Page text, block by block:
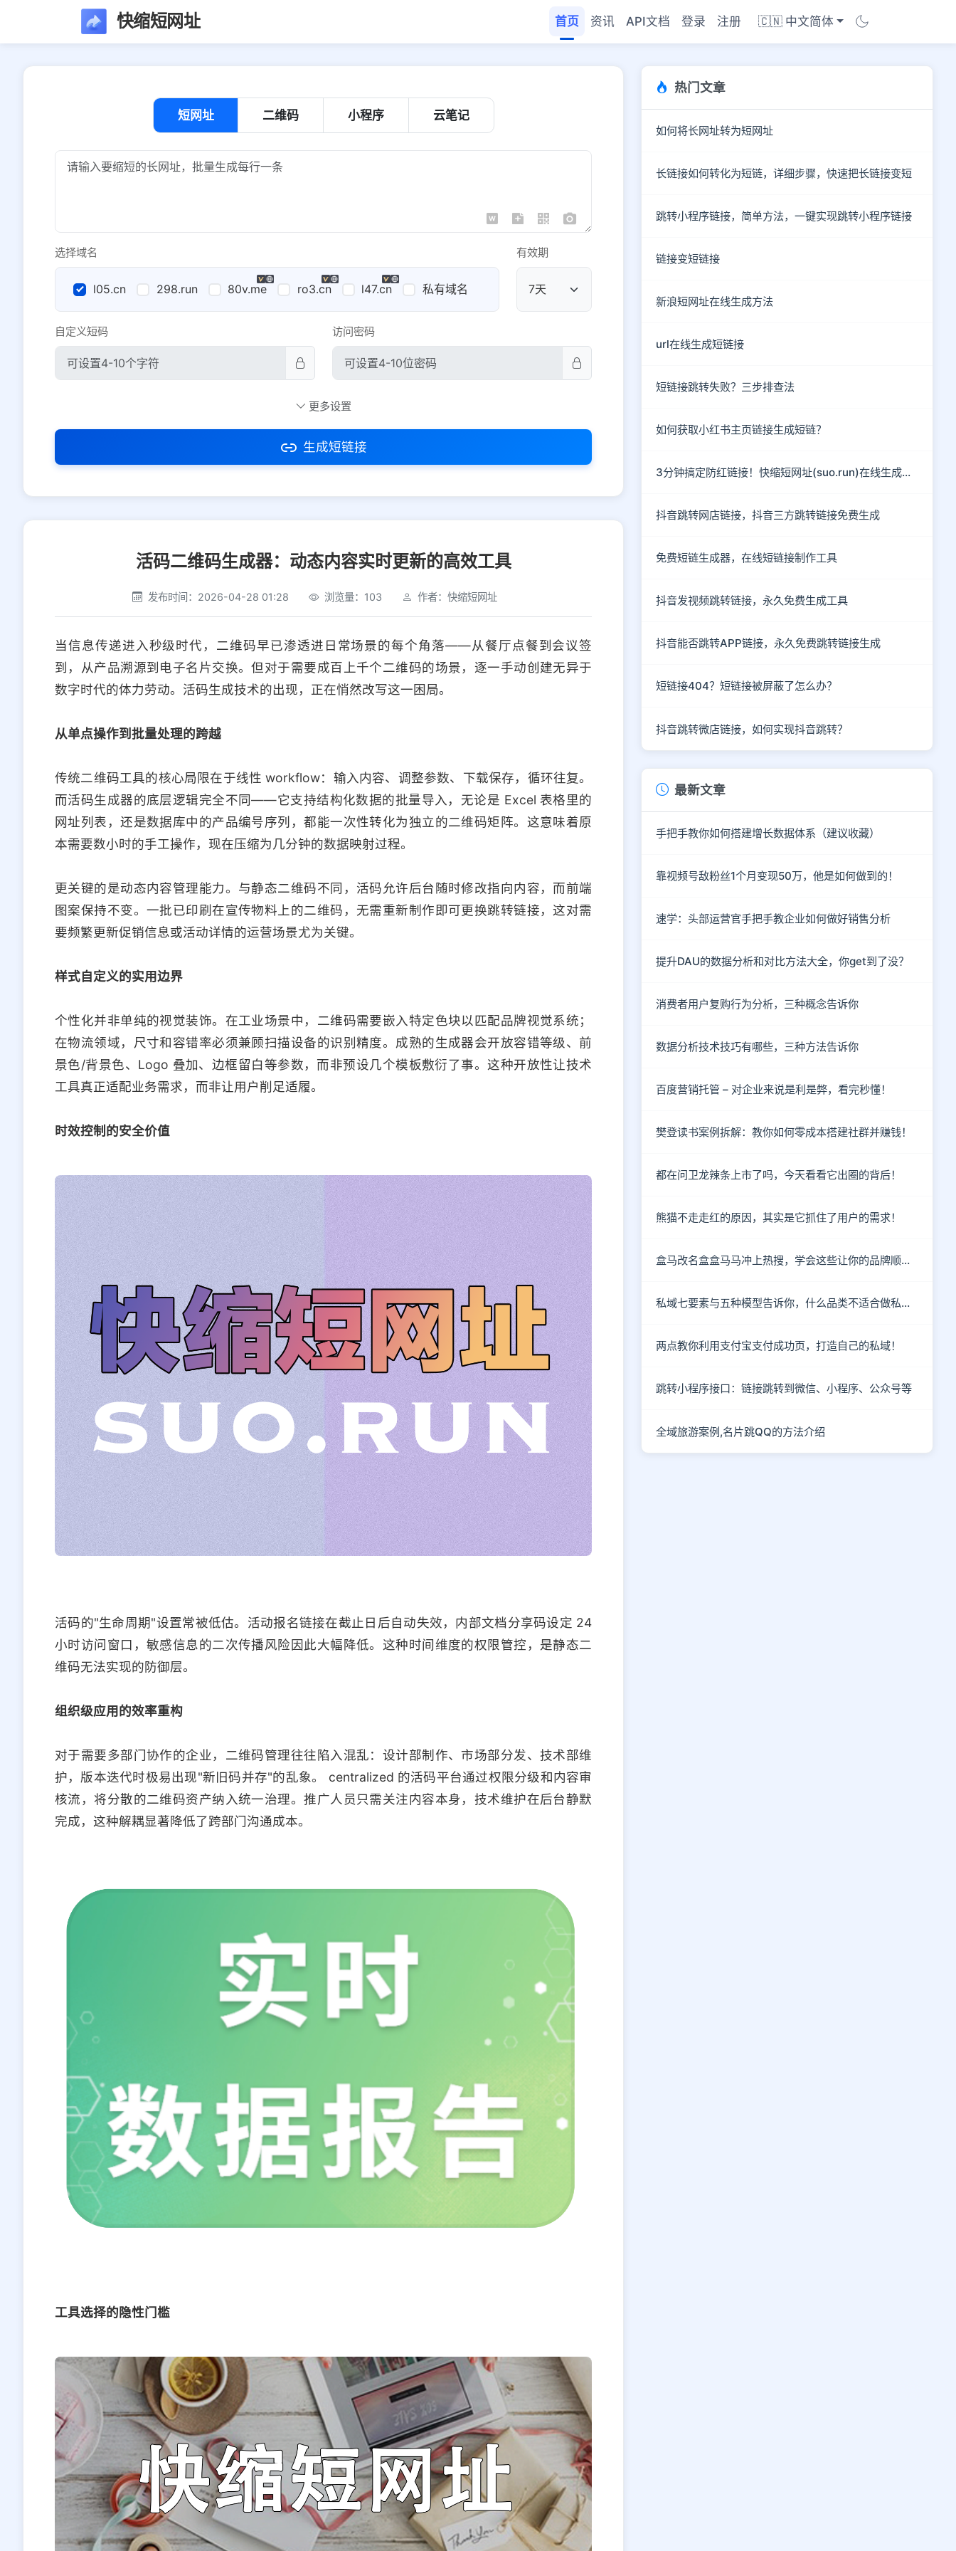
快缩短网址 首页 资讯 API文档 登录 注册 🇨🇳 中文简体
短网址 二维码 小程序 云笔记
选择域名
l05.cn 298.run 80v.me ro3.cn l47.cn 私有域名 公共域名
有效期
自定义短码 访问密码
社交平台 电商平台
选择防红平台类型，避免链接被拦截
平台设置
iOS Android PC 其他
更多设置
生成短链接
活码二维码生成器：动态内容实时更新的高效工具
发布时间：2026-04-28 01:28 浏览量：103 作者：快缩短网址
当信息传递进入秒级时代，二维码早已渗透进日常场景的每个角落——从餐厅点餐到会议签
到，从产品溯源到电子名片交换。但对于需要成百上千个二维码的场景，逐一手动创建无异于
数字时代的体力劳动。活码生成技术的出现，正在悄然改写这一困局。
从单点操作到批量处理的跨越
传统二维码工具的核心局限在于线性 workflow：输入内容、调整参数、下载保存，循环往复。
而活码生成器的底层逻辑完全不同——它支持结构化数据的批量导入，无论是 Excel 表格里的
网址列表，还是数据库中的产品编号序列，都能一次性转化为独立的二维码矩阵。这意味着原
本需要数小时的手工操作，现在压缩为几分钟的数据映射过程。
更关键的是动态内容管理能力。与静态二维码不同，活码允许后台随时修改指向内容，而前端
图案保持不变。一批已印刷在宣传物料上的二维码，无需重新制作即可更换跳转链接，这对需
要频繁更新促销信息或活动详情的运营场景尤为关键。
样式自定义的实用边界
个性化并非单纯的视觉装饰。在工业场景中，二维码需要嵌入特定色块以匹配品牌视觉系统；
在物流领域，尺寸和容错率必须兼顾扫描设备的识别精度。成熟的生成器会开放容错等级、前
景色/背景色、Logo 叠加、边框留白等参数，而非预设几个模板敷衍了事。这种开放性让技术
工具真正适配业务需求，而非让用户削足适履。
时效控制的安全价值
活码的"生命周期"设置常被低估。活动报名链接在截止日后自动失效，内部文档分享码设定 24
小时访问窗口，敏感信息的二次传播风险因此大幅降低。这种时间维度的权限管控，是静态二
维码无法实现的防御层。
组织级应用的效率重构
对于需要多部门协作的企业，二维码管理往往陷入混乱：设计部制作、市场部分发、技术部维
护，版本迭代时极易出现"新旧码并存"的乱象。 centralized 的活码平台通过权限分级和内容审
核流，将分散的二维码资产纳入统一治理。推广人员只需关注内容本身，技术维护在后台静默
完成，这种解耦显著降低了跨部门沟通成本。
工具选择的隐性门槛
热门文章
如何将长网址转为短网址
长链接如何转化为短链，详细步骤，快速把长链接变短
跳转小程序链接，简单方法，一键实现跳转小程序链接
链接变短链接
新浪短网址在线生成方法
url在线生成短链接
短链接跳转失败？三步排查法
如何获取小红书主页链接生成短链？
3分钟搞定防红链接！快缩短网址(suo.run)在线生成指南
抖音跳转网店链接，抖音三方跳转链接免费生成
免费短链生成器，在线短链接制作工具
抖音发视频跳转链接，永久免费生成工具
抖音能否跳转APP链接，永久免费跳转链接生成
短链接404？短链接被屏蔽了怎么办？
抖音跳转微店链接，如何实现抖音跳转？
最新文章
手把手教你如何搭建增长数据体系（建议收藏）
靠视频号敌粉丝1个月变现50万，他是如何做到的！
速学：头部运营官手把手教企业如何做好销售分析
提升DAU的数据分析和对比方法大全，你get到了没？
消费者用户复购行为分析，三种概念告诉你
数据分析技术技巧有哪些，三种方法告诉你
百度营销托管 – 对企业来说是利是弊，看完秒懂！
樊登读书案例拆解：教你如何零成本搭建社群并赚钱！
都在问卫龙辣条上市了吗，今天看看它出圈的背后！
熊猫不走走红的原因，其实是它抓住了用户的需求！
盒马改名盒盒马马冲上热搜，学会这些让你的品牌顺利出圈！
私域七要素与五种模型告诉你，什么品类不适合做私域！
两点教你利用支付宝支付成功页，打造自己的私域！
跳转小程序接口：链接跳转到微信、小程序、公众号等
全域旅游案例,名片跳QQ的方法介绍